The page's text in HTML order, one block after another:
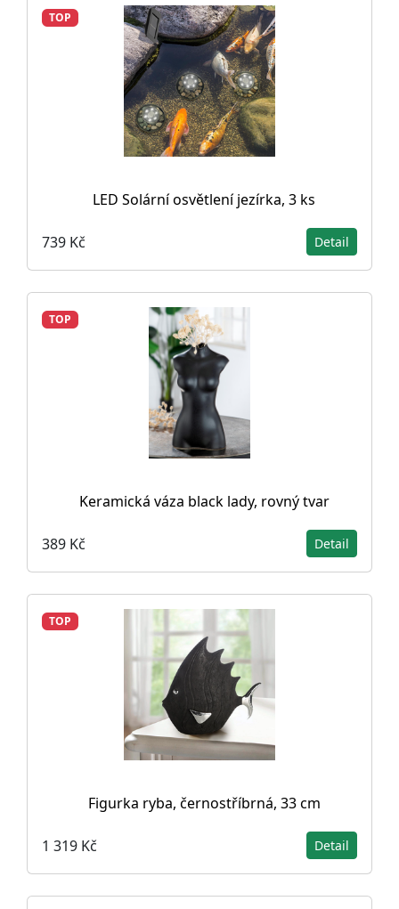
TOP
LED Solární osvětlení jezírka, 3 ks
739 Kč Detail
TOP
Keramická váza black lady, rovný tvar
389 Kč Detail
TOP
Figurka ryba, černostříbrná, 33 cm
1 319 Kč Detail